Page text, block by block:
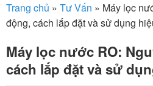
Trang chủ » Tư Vấn » Máy lọc
động, cách lắp đặt và sử dụng
Máy lọc nước RO:
cách lắp đặt và sử